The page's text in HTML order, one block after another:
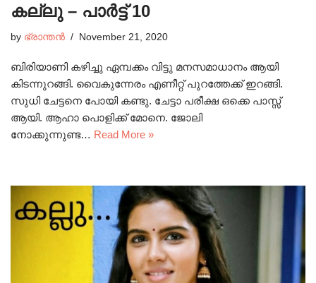
കല്ലു – പാർട്ട്‌ 10
by ഭ്രാന്തൻ November 21, 2020
ബിരിയാണി കഴിച്ചു ഏമ്പക്കം വിട്ടു മനസമാധാനം ആയി
കിടന്നുറങ്ങി. വൈകുന്നേരം എണീറ്റ് പുറത്തേക്ക് ഇറങ്ങി.
സുധി ചേട്ടനെ പോയി കണ്ടു. ചേട്ടാ പരീക്ഷ ഒക്കെ പാസ്സ്
ആയി. ആഹാ പൊളിക്ക് മോനെ. ജോലി
നോക്കുന്നുണ്ട… Read More »